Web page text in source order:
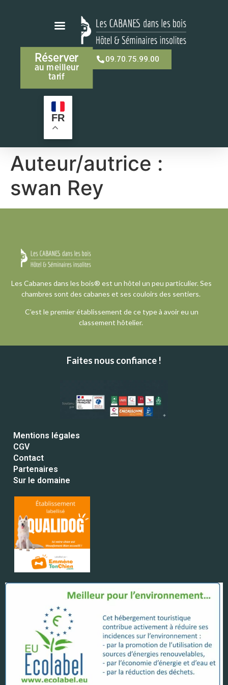
Réserver
au meilleur
tarif
09.70.75.99.00
FR
Auteur/autrice :
swan Rey
Les Cabanes dans les bois® est un hôtel un peu particulier. Ses
chambres sont des cabanes et ses couloirs des sentiers.
C’est le premier établissement de ce type à avoir eu un
classement hôtelier.
Faites nous confiance !
Mentions légales
CGV
Contact
Partenaires
Sur le domaine